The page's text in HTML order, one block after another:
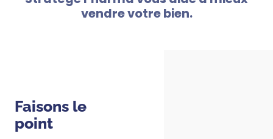
vendre votre bien.
Faisons le
point